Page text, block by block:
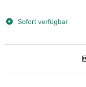
Sofort verfügbar